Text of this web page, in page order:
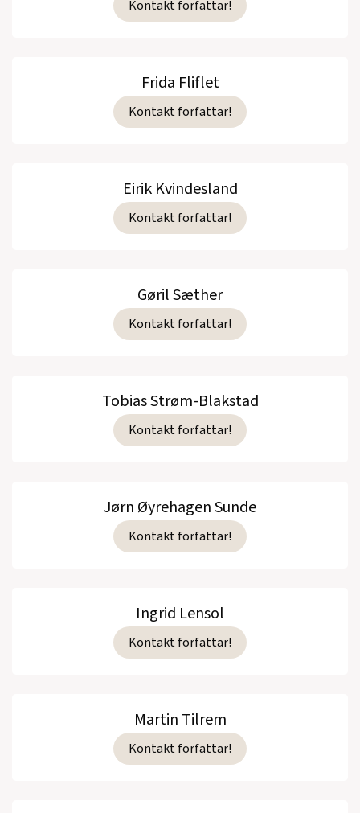
Kontakt forfattar!
Frida Fliflet
Kontakt forfattar!
Eirik Kvindesland
Kontakt forfattar!
Gøril Sæther
Kontakt forfattar!
Tobias Strøm-Blakstad
Kontakt forfattar!
Jørn Øyrehagen Sunde
Kontakt forfattar!
Ingrid Lensol
Kontakt forfattar!
Martin Tilrem
Kontakt forfattar!